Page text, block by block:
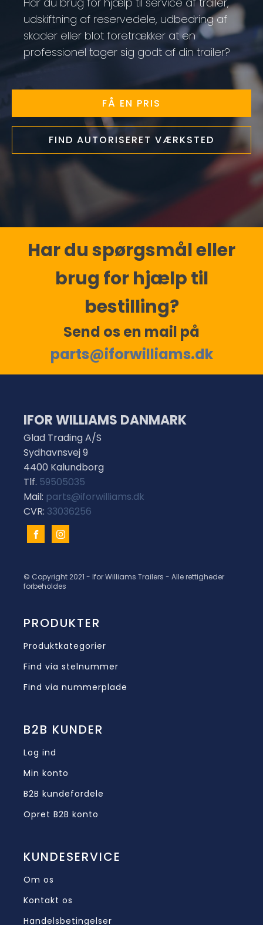
udskiftning af reservedele, udbedring af
skader eller blot foretrækker at en
professionel tager sig godt af din trailer?
FÅ EN PRIS
FIND AUTORISERET VÆRKSTED
Har du spørgsmål eller
brug for hjælp til
bestilling?
Send os en mail på
parts@iforwilliams.dk
IFOR WILLIAMS DANMARK
Glad Trading A/S
Sydhavnsvej 9
4400 Kalundborg
Tlf. 59505035
Mail: parts@iforwilliams.dk
CVR: 33036256
© Copyright 2021 - Ifor Williams Trailers - Alle rettigheder
forbeholdes
PRODUKTER
Produktkategorier
Find via stelnummer
Find via nummerplade
B2B KUNDER
Log ind
Min konto
B2B kundefordele
Opret B2B konto
KUNDESERVICE
Om os
Kontakt os
Handelsbetingelser